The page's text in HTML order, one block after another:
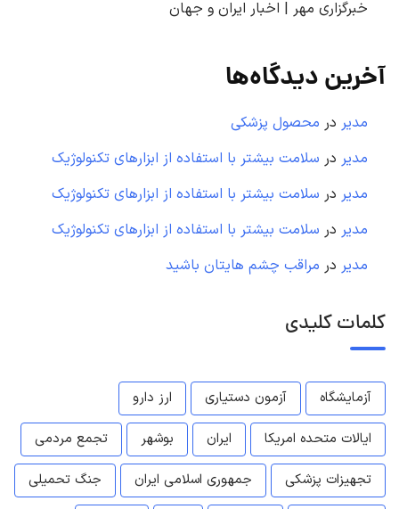
خبرگزاری مهر | اخبار ایران و جهان
آخرین دیدگاه‌ها
مدیر در محصول پزشکی
مدیر در سلامت بیشتر با استفاده از ابزارهای تکنولوژیک
مدیر در سلامت بیشتر با استفاده از ابزارهای تکنولوژیک
مدیر در سلامت بیشتر با استفاده از ابزارهای تکنولوژیک
مدیر در مراقب چشم هایتان باشید
کلمات کلیدی
آزمایشگاه آزمون دستیاری
ارز دارو
ایالات متحده امریکا
ایران بوشهر
تجمع مردمی
تجهیزات پزشکی
جمهوری اسلامی ایران
جنگ تحمیلی